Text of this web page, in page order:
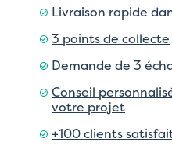
Livraison rapide
3 points de collecte
Demande de 3
Conseil
votre projet
+100 clients